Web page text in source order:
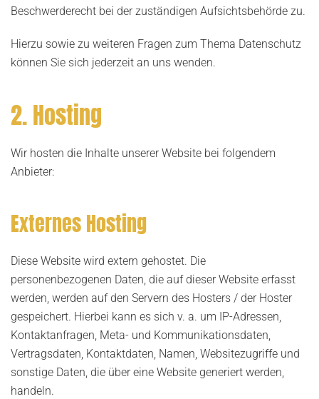
Beschwerderecht bei der zuständigen Aufsichtsbehörde zu.
Hierzu sowie zu weiteren Fragen zum Thema Datenschutz
können Sie sich jederzeit an uns wenden.
2. Hosting
Wir hosten die Inhalte unserer Website bei folgendem
Anbieter:
Externes Hosting
Diese Website wird extern gehostet. Die
personenbezogenen Daten, die auf dieser Website erfasst
werden, werden auf den Servern des Hosters / der Hoster
gespeichert. Hierbei kann es sich v. a. um IP-Adressen,
Kontaktanfragen, Meta- und Kommunikationsdaten,
Vertragsdaten, Kontaktdaten, Namen, Websitezugriffe und
sonstige Daten, die über eine Website generiert werden,
handeln.